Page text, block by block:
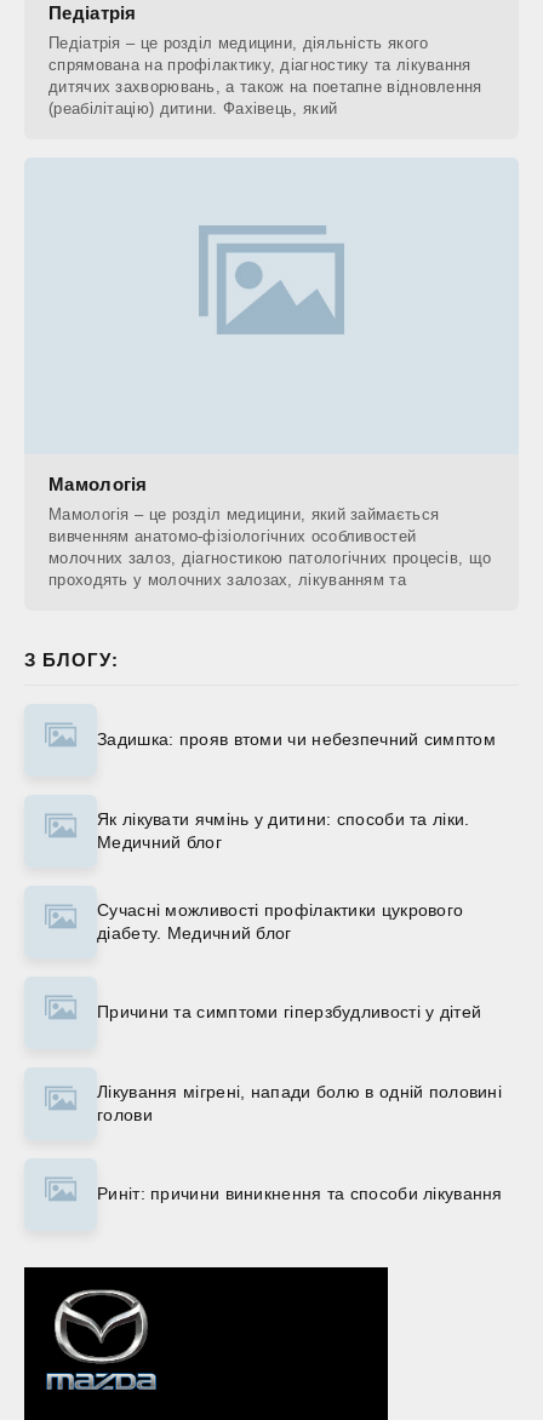
Педіатрія
Педіатрія – це розділ медицини, діяльність якого
спрямована на профілактику, діагностику та лікування
дитячих захворювань, а також на поетапне відновлення
(реабілітацію) дитини. Фахівець, який
Мамологія
Мамологія – це розділ медицини, який займається
вивченням анатомо-фізіологічних особливостей
молочних залоз, діагностикою патологічних процесів, що
проходять у молочних залозах, лікуванням та
З БЛОГУ:
Задишка: прояв втоми чи небезпечний симптом
Як лікувати ячмінь у дитини: способи та ліки.
Медичний блог
Сучасні можливості профілактики цукрового
діабету. Медичний блог
Причини та симптоми гіперзбудливості у дітей
Лікування мігрені, напади болю в одній половині
голови
Риніт: причини виникнення та способи лікування